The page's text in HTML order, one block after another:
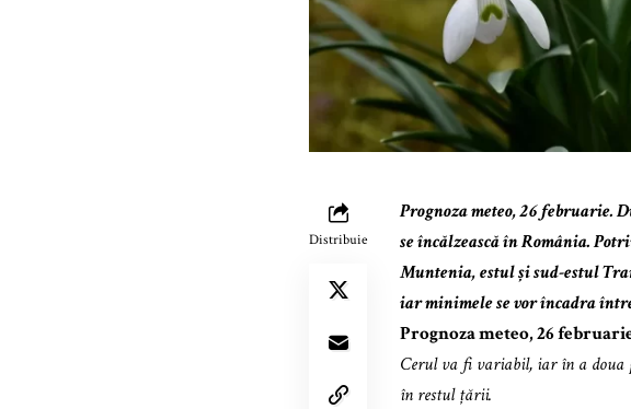
Distribuie
Prognoza meteo, 26 februarie.
se încălzească în România.
Muntenia, estul și sud-estul
iar minimele se vor încadra
Prognoza meteo, 26
Cerul va fi variabil, iar în a doua
în restul țării.